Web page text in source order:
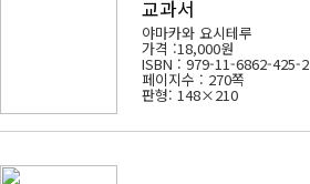
교과서
야마카와 요시테루
가격 :18,000원
ISBN : 979-11-6862-425-2
페이지수 : 270쪽
판형: 148×210